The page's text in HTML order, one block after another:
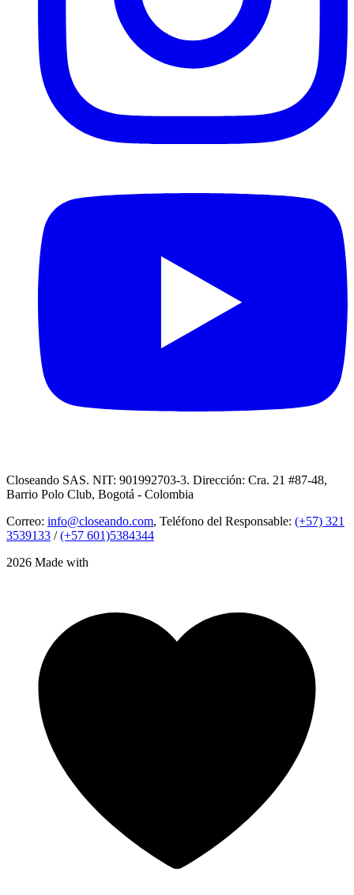
Closeando SAS. NIT: 901992703-3. Dirección: Cra. 21 #87-48,
Barrio Polo Club, Bogotá - Colombia
Correo: info@closeando.com, Teléfono del Responsable: (+57) 321
3539133 /(+57 601)5384344
2026 Made with